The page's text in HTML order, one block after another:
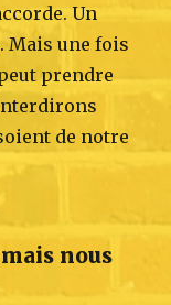
Un
Mais une fois
prendre
de notre
nous